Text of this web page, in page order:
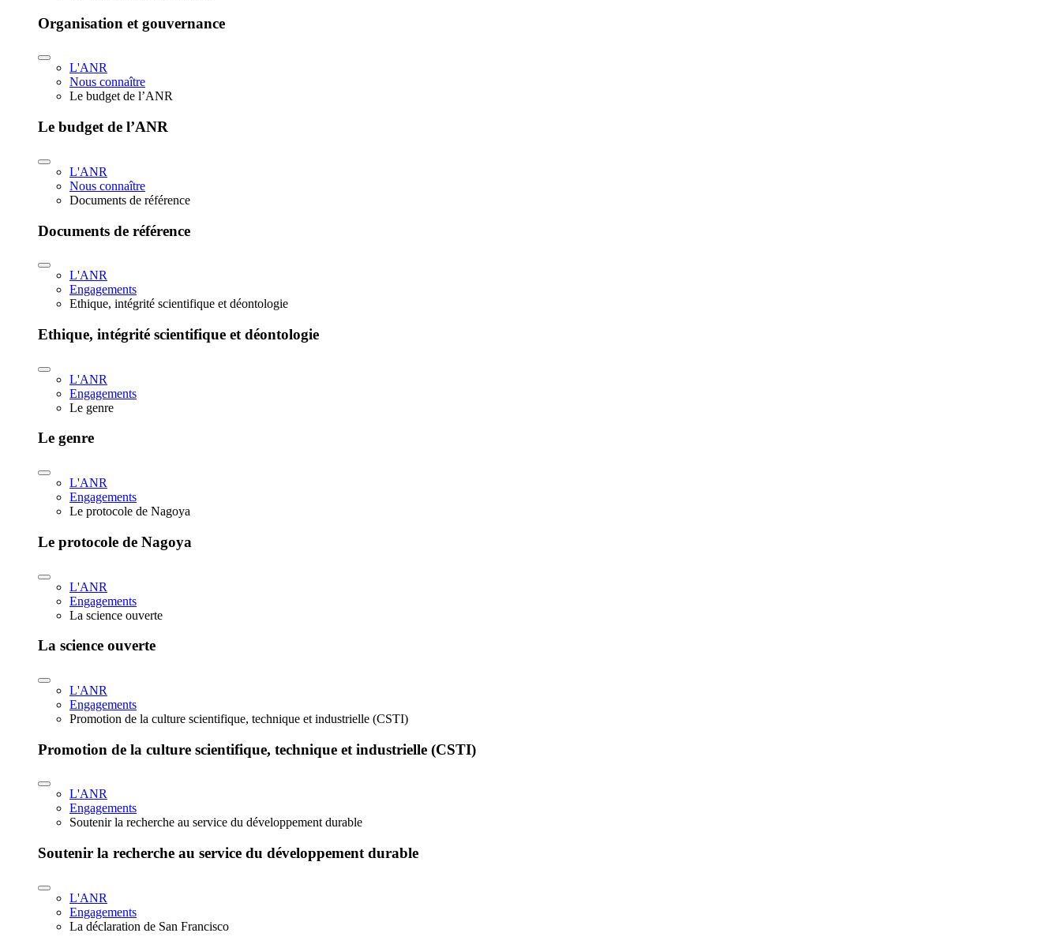
Organisation et gouvernance
L'ANR
Nous connaître
Le budget de l’ANR
Le budget de l’ANR
L'ANR
Nous connaître
Documents de référence
Documents de référence
L'ANR
Engagements
Ethique, intégrité scientifique et déontologie
Ethique, intégrité scientifique et déontologie
L'ANR
Engagements
Le genre
Le genre
L'ANR
Engagements
Le protocole de Nagoya
Le protocole de Nagoya
L'ANR
Engagements
La science ouverte
La science ouverte
L'ANR
Engagements
Promotion de la culture scientifique, technique et industrielle (CSTI)
Promotion de la culture scientifique, technique et industrielle (CSTI)
L'ANR
Engagements
Soutenir la recherche au service du développement durable
Soutenir la recherche au service du développement durable
L'ANR
Engagements
La déclaration de San Francisco